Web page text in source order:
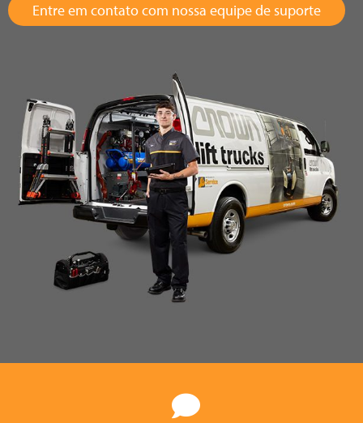
Entre em contato com nossa equipe de suporte